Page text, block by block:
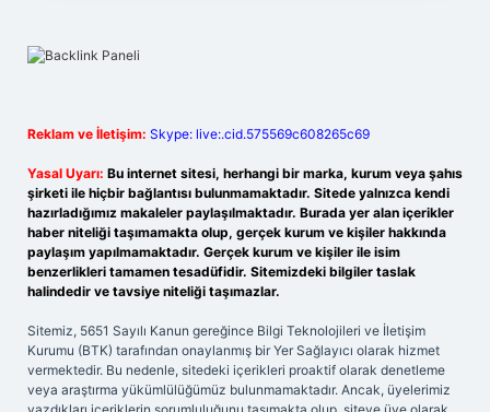
Reklam ve İletişim: Skype: live:.cid.575569c608265c69
Yasal Uyarı: Bu internet sitesi, herhangi bir marka, kurum veya şahıs
şirketi ile hiçbir bağlantısı bulunmamaktadır. Sitede yalnızca kendi
hazırladığımız makaleler paylaşılmaktadır. Burada yer alan içerikler
haber niteliği taşımamakta olup, gerçek kurum ve kişiler hakkında
paylaşım yapılmamaktadır. Gerçek kurum ve kişiler ile isim
benzerlikleri tamamen tesadüfidir. Sitemizdeki bilgiler taslak
halindedir ve tavsiye niteliği taşımazlar.
Sitemiz, 5651 Sayılı Kanun gereğince Bilgi Teknolojileri ve İletişim
Kurumu (BTK) tarafından onaylanmış bir Yer Sağlayıcı olarak hizmet
vermektedir. Bu nedenle, sitedeki içerikleri proaktif olarak denetleme
veya araştırma yükümlülüğümüz bulunmamaktadır. Ancak, üyelerimiz